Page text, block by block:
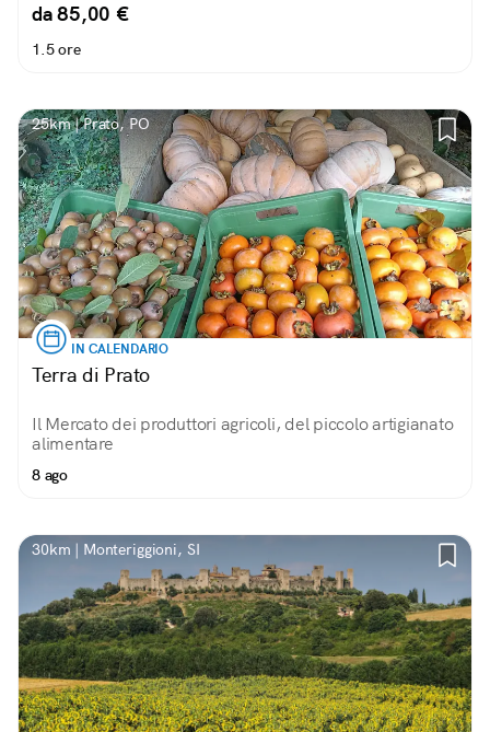
da 85,00 €
1.5 ore
25km | Prato, PO
IN CALENDARIO
Terra di Prato
Il Mercato dei produttori agricoli, del piccolo artigianato
alimentare
8 ago
30km | Monteriggioni, SI